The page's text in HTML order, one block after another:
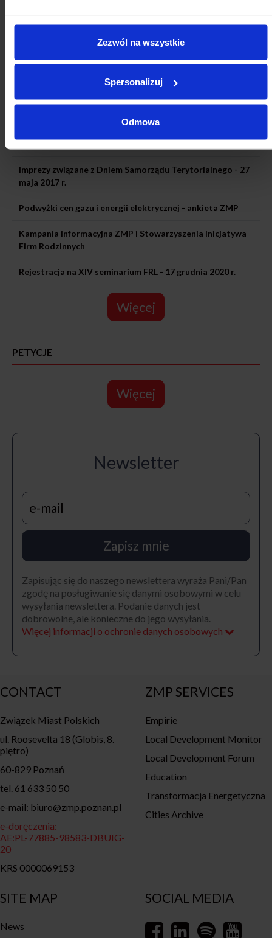
Zezwól na wszystkie
Spersonalizuj
Odmowa
Więcej
Imprezy związane z Dniem Samorządu Terytorialnego - 27
maja 2017 r.
Podwyżki cen gazu i energii elektrycznej - ankieta ZMP
Kampania informacyjna ZMP i Stowarzyszenia Inicjatywa
Firm Rodzinnych
Rejestracja na XIV seminarium FRL - 17 grudnia 2020 r.
Więcej
PETYCJE
Więcej
Newsletter
Zapisz mnie
Zapisując się do naszego newslettera wyraża Pani/Pan
zgodę na posługiwanie się danymi osobowymi w celu
wysyłania newslettera. Podanie danych jest
dobrowolne, ale konieczne do jego wysyłania.
Więcej informacji o ochronie danych osobowych
SITE MAP
News
CONTACT
Związek Miast Polskich
ul. Roosevelta 18 (Globis, 8.
piętro)
60-829 Poznań
tel. 61 633 50 50
e-mail: biuro@zmp.poznan.pl
e-doręczenia:
AE:PL-77885-98583-DBUIG-
20
KRS 0000069153
ZMP SERVICES
Empirie
Local Development Monitor
Local Development Forum
Education
Transformacja Energetyczna
Cities Archive
SOCIAL MEDIA